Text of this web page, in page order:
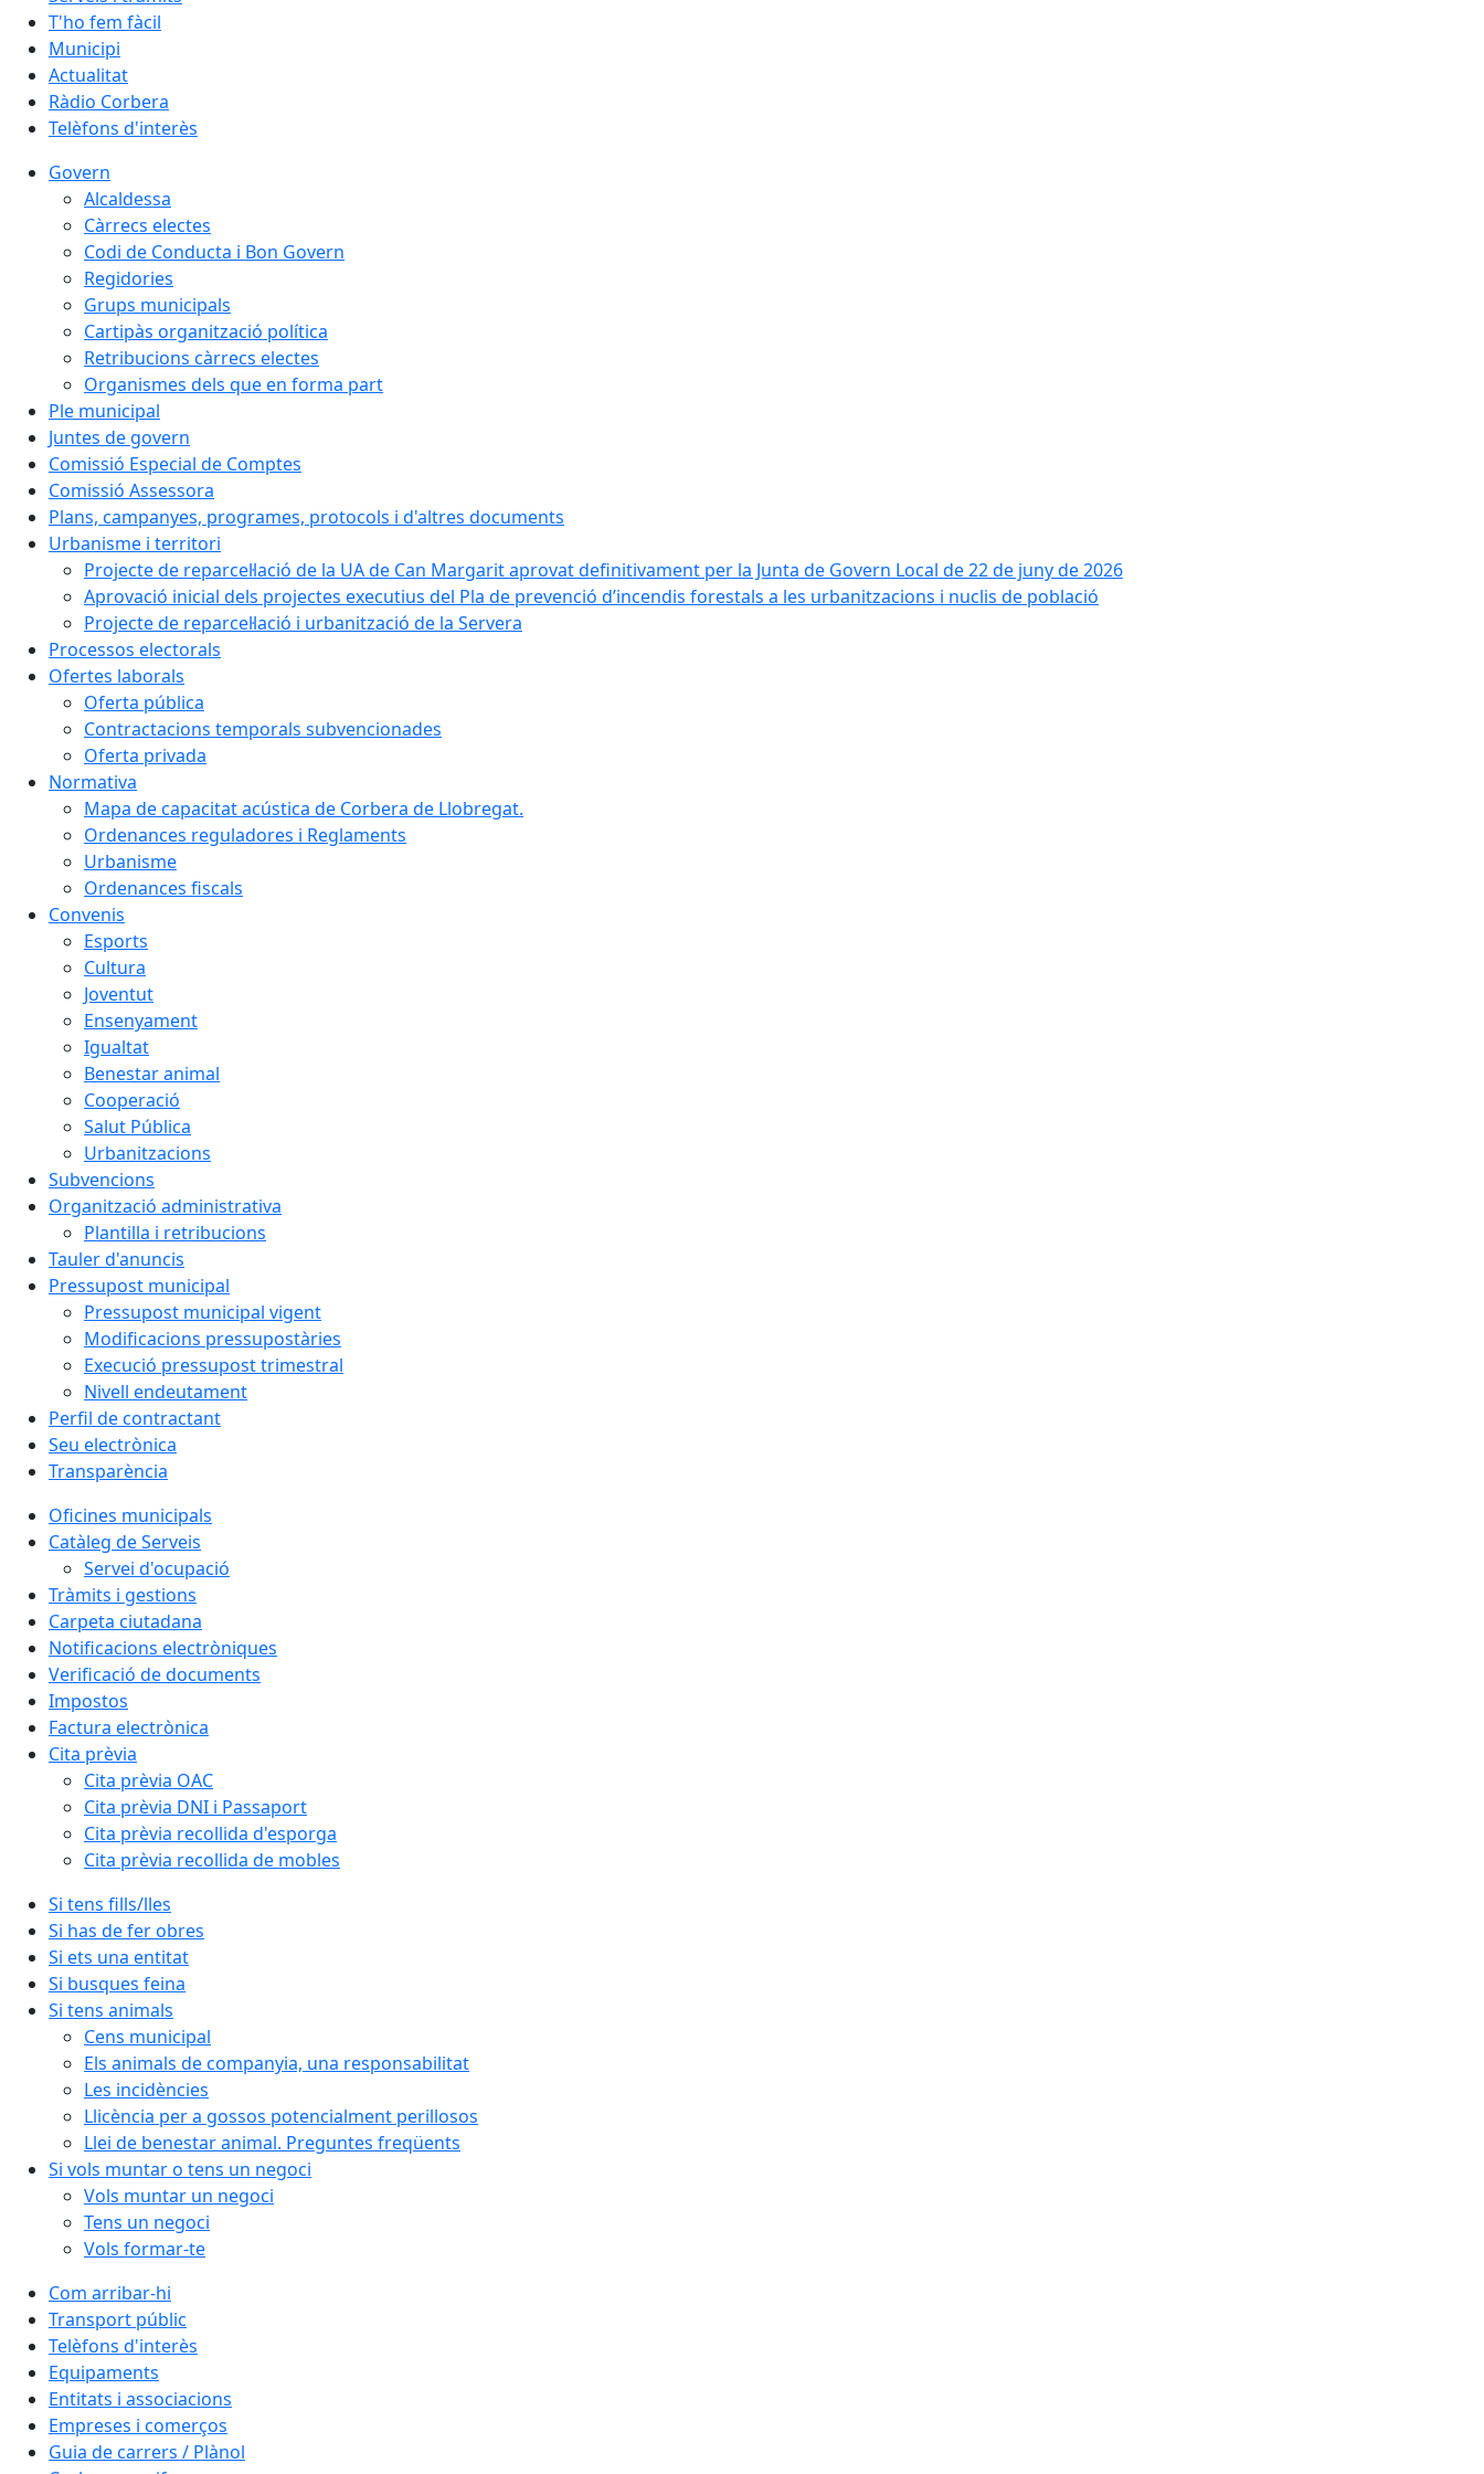
T'ho fem fàcil
Municipi
Actualitat
Ràdio Corbera
Telèfons d'interès
Govern
Alcaldessa
Càrrecs electes
Codi de Conducta i Bon Govern
Regidories
Grups municipals
Cartipàs organització política
Retribucions càrrecs electes
Organismes dels que en forma part
Ple municipal
Juntes de govern
Comissió Especial de Comptes
Comissió Assessora
Plans, campanyes, programes, protocols i d'altres documents
Urbanisme i territori
Projecte de reparcel·lació de la UA de Can Margarit aprovat definitivament per la Junta de Govern Local de 22 de juny de 2026
Aprovació inicial dels projectes executius del Pla de prevenció d’incendis forestals a les urbanitzacions i nuclis de població
Projecte de reparcel·lació i urbanització de la Servera
Processos electorals
Ofertes laborals
Oferta pública
Contractacions temporals subvencionades
Oferta privada
Normativa
Mapa de capacitat acústica de Corbera de Llobregat.
Ordenances reguladores i Reglaments
Urbanisme
Ordenances fiscals
Convenis
Esports
Cultura
Joventut
Ensenyament
Igualtat
Benestar animal
Cooperació
Salut Pública
Urbanitzacions
Subvencions
Organització administrativa
Plantilla i retribucions
Tauler d'anuncis
Pressupost municipal
Pressupost municipal vigent
Modificacions pressupostàries
Execució pressupost trimestral
Nivell endeutament
Perfil de contractant
Seu electrònica
Transparència
Oficines municipals
Catàleg de Serveis
Servei d'ocupació
Tràmits i gestions
Carpeta ciutadana
Notificacions electròniques
Verificació de documents
Impostos
Factura electrònica
Cita prèvia
Cita prèvia OAC
Cita prèvia DNI i Passaport
Cita prèvia recollida d'esporga
Cita prèvia recollida de mobles
Si tens fills/lles
Si has de fer obres
Si ets una entitat
Si busques feina
Si tens animals
Cens municipal
Els animals de companyia, una responsabilitat
Les incidències
Llicència per a gossos potencialment perillosos
Llei de benestar animal. Preguntes freqüents
Si vols muntar o tens un negoci
Vols muntar un negoci
Tens un negoci
Vols formar-te
Com arribar-hi
Transport públic
Telèfons d'interès
Equipaments
Entitats i associacions
Empreses i comerços
Guia de carrers / Plànol